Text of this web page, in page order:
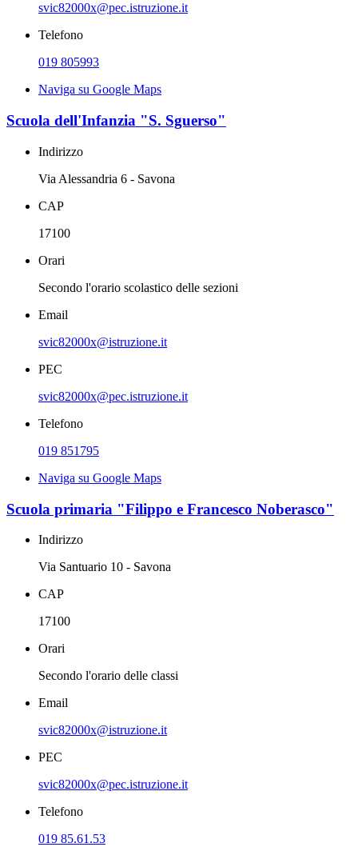
svic82000x@pec.istruzione.it
Telefono
019 805993
Naviga su Google Maps
Scuola dell'Infanzia "S. Sguerso"
Indirizzo
Via Alessandria 6 - Savona
CAP
17100
Orari
Secondo l'orario scolastico delle sezioni
Email
svic82000x@istruzione.it
PEC
svic82000x@pec.istruzione.it
Telefono
019 851795
Naviga su Google Maps
Scuola primaria "Filippo e Francesco Noberasco"
Indirizzo
Via Santuario 10 - Savona
CAP
17100
Orari
Secondo l'orario delle classi
Email
svic82000x@istruzione.it
PEC
svic82000x@pec.istruzione.it
Telefono
019 85.61.53